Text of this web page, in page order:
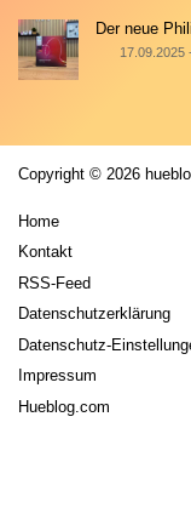
Der neue
17.09.2025
Copyright © 2026
Home
Kontakt
RSS-Feed
Datenschutzerklärung
Datenschutz-
Impressum
Hueblog.com